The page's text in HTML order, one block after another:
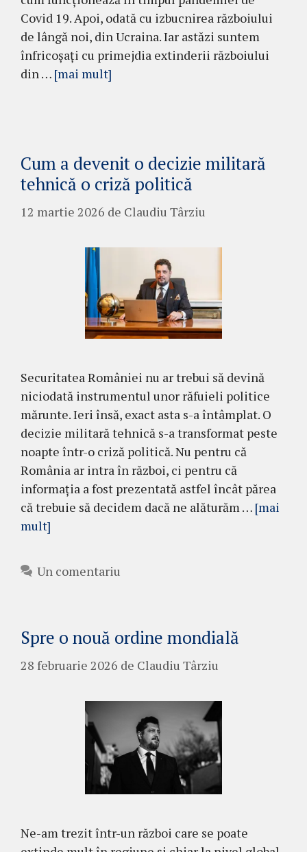
Covid 19. Apoi, odată cu izbucnirea războiului
de lângă noi, din Ucraina. Iar astăzi suntem
înfricoșați cu primejdia extinderii războiului
din … [mai mult]
Cum a devenit o decizie militară
tehnică o criză politică
12 martie 2026 de Claudiu Târziu
Securitatea României nu ar trebui să devină
niciodată instrumentul unor răfuieli politice
mărunte. Ieri însă, exact asta s-a întâmplat. O
decizie militară tehnică s-a transformat peste
noapte într-o criză politică. Nu pentru că
România ar intra în război, ci pentru că
informația a fost prezentată astfel încât părea
că trebuie să decidem dacă ne alăturăm … [mai
mult]
Un comentariu
Spre o nouă ordine mondială
28 februarie 2026 de Claudiu Târziu
Ne-am trezit într-un război care se poate